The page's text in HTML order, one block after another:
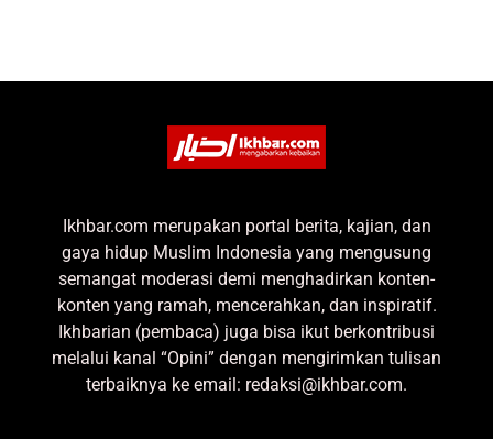
Ikhbar.com merupakan portal berita, kajian, dan
gaya hidup Muslim Indonesia yang mengusung
semangat moderasi demi menghadirkan konten-
konten yang ramah, mencerahkan, dan inspiratif.
Ikhbarian (pembaca) juga bisa ikut berkontribusi
melalui kanal “Opini” dengan mengirimkan tulisan
terbaiknya ke email: redaksi@ikhbar.com.